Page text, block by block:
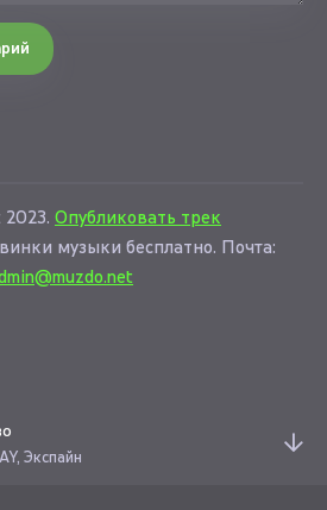
Опубликовать трек
музыки бесплатно. Почта:
Экспайн